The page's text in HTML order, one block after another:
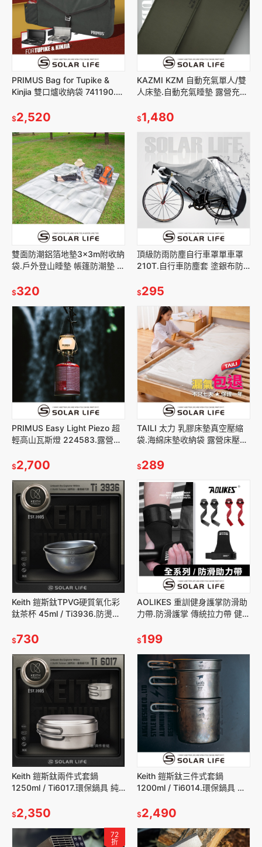
PRIMUS Bag for Tupike &
Kinjia 雙口爐收納袋 741190.烤
$2,520
KAZMI KZM 自動充氣單人/雙
人床墊.自動充氣睡墊 露營充氣
充氣地墊
$1,480
雙面防潮鋁箔地墊3x3m附收納
袋.戶外登山睡墊 帳篷防潮墊 輕
隔熱帳篷
$320
頂級防雨防塵自行車罩單車罩
210T.自行車防塵套 塗銀布防
單車套 電輔車腳踏車套
$295
PRIMUS Easy Light Piezo 超
輕高山瓦斯燈 224583.露營瓦
$2,700
TAILI 太力 乳膠床墊真空壓縮
袋.海綿床墊收納袋 露營床壓縮
氣真空袋
$289
Keith 鎧斯鈦TPVG硬質氧化彩
鈦茶杯 45ml / Ti3936.防燙小
鈦品茗杯組
$730
AOLIKES 重訓健身護掌防滑助
力帶.防滑護掌 傳統拉力帶 健身
$199
Keith 鎧斯鈦兩件式套鍋
1250ml / Ti6017.環保鍋具 純
登山兩件套鍋
$2,350
Keith 鎧斯鈦三件式套鍋
1200ml / Ti6014.環保鍋具 純
登山三件套鍋
$2,490
72
折